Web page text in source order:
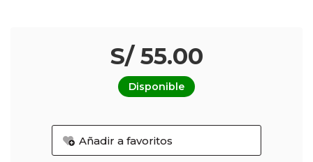
S/ 55.00
Disponible
Añadir a favoritos